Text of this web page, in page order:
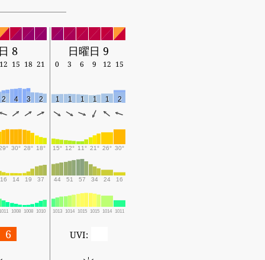
8 日曜日 9
15 18 21 0 3 6 9 12 15
2 4 3 2 1 1 1 1 1 2
30° 28° 18° 15° 12° 11° 21° 26° 30°
16 14 19 37 44 51 57 34 24 16
1008 1008 1010 1013 1014 1015 1015 1014 1011
6 UVI: